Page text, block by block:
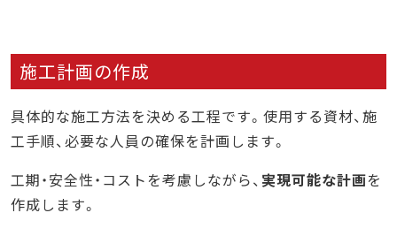
施工計画の作成
具体的な施工方法を決める工程です。使用する資材、施
工手順、必要な人員の確保を計画します。
工期・安全性・コストを考慮しながら、 実現可能な計画を
作成します。